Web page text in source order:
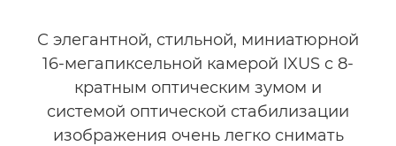
С элегантной, стильной, миниатюрной
16-мегапиксельной камерой IXUS с 8-
кратным оптическим зумом и
системой оптической стабилизации
изображения очень легко снимать